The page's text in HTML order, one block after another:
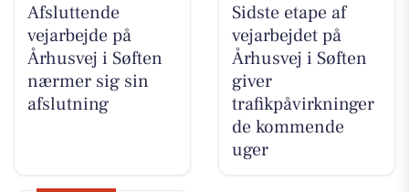
Afsluttende
vejarbejde på
Århusvej i Søften
nærmer sig sin
afslutning
Sidste etape af
vejarbejdet på
Århusvej i Søften
giver
trafikpåvirkninger
de kommende
uger